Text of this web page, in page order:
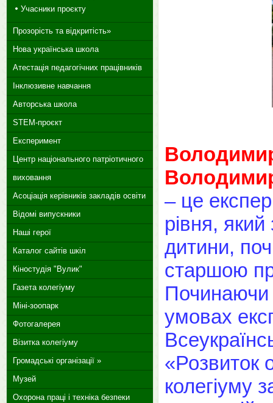
– це
рівня,
дитини,
старшою
Починаючи
умовах
«Розвиток
колегіуму
Учасники проєкту
Прозорість та відкритість»
Нова українська школа
Атестація педагогічних працівників
Інклюзивне навчання
Авторська школа
STEM-проєкт
Експеримент
Центр національного патріотичного
виховання
Асоціація керівників закладів освіти
Відомі випускники
Наші герої
Каталог сайтів шкіл
Кіностудія "Вулик"
Газета колегіуму
Міні-зоопарк
Фотогалерея
Візитка колегіуму
Громадські організації »
Музей
Охорона праці і техніка безпеки